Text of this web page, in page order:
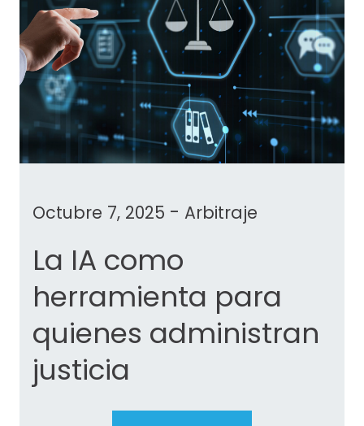
Octubre 7, 2025 - Arbitraje
La IA como
herramienta para
quienes administran
justicia